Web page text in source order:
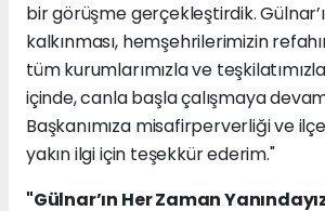
bir görüşme gerçekleştirdik.
kalkınması, hemşehrilerimizin
tüm kurumlarımızla ve
içinde, canla başla çalışmaya
Başkanımıza misafirperverliği ve
yakın ilgi için teşekkür ederim."
"Gülnar’ın Her Zaman